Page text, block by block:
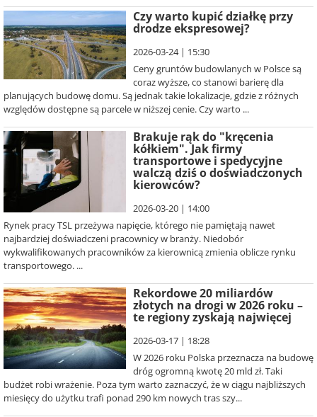
Czy warto kupić działkę przy
drodze ekspresowej?
2026-03-24 | 15:30
Ceny gruntów budowlanych w Polsce są
coraz wyższe, co stanowi barierę dla
planujących budowę domu. Są jednak takie lokalizacje, gdzie z różnych
względów dostępne są parcele w niższej cenie. Czy warto ...
Brakuje rąk do "kręcenia
kółkiem". Jak firmy
transportowe i spedycyjne
walczą dziś o doświadczonych
kierowców?
2026-03-20 | 14:00
Rynek pracy TSL przeżywa napięcie, którego nie pamiętają nawet
najbardziej doświadczeni pracownicy w branży. Niedobór
wykwalifikowanych pracowników za kierownicą zmienia oblicze rynku
transportowego. ...
Rekordowe 20 miliardów
złotych na drogi w 2026 roku –
te regiony zyskają najwięcej
2026-03-17 | 18:28
W 2026 roku Polska przeznacza na budowę
dróg ogromną kwotę 20 mld zł. Taki
budżet robi wrażenie. Poza tym warto zaznaczyć, że w ciągu najbliższych
miesięcy do użytku trafi ponad 290 km nowych tras szy...